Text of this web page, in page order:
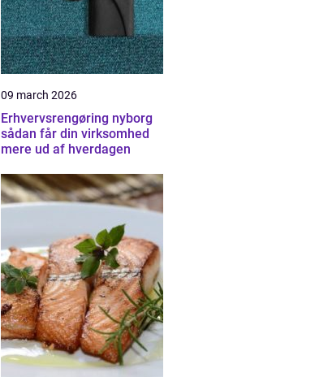
09 march 2026
Erhvervsrengøring nyborg
sådan får din virksomhed
mere ud af hverdagen